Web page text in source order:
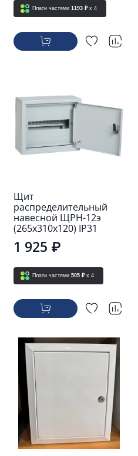
Плати частями 1193 ₽ x 4
Щит
распределительный
навесной ЩРН-12э
(265х310х120) IP31
1 925 ₽
Плати частями 505 ₽ x 4